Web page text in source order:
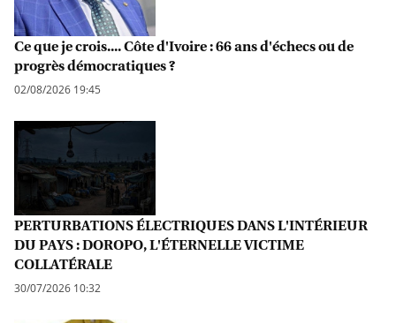
Ce que je crois.... Côte d'Ivoire : 66 ans d'échecs ou de
progrès démocratiques ?
02/08/2026 19:45
PERTURBATIONS ÉLECTRIQUES DANS L'INTÉRIEUR
DU PAYS : DOROPO, L'ÉTERNELLE VICTIME
COLLATÉRALE
30/07/2026 10:32